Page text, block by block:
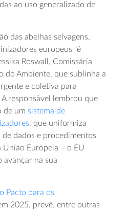
ao uso generalizado de
das abelhas selvagens,
europeus “é
Roswall, Comissária
do Ambiente, que sublinha a
e coletiva para
A responsável lembrou que
de um sistema de
, que uniformiza
dados e procedimentos
União Europeia – o EU
avançar na sua
Pacto para os
2025, prevê, entre outras